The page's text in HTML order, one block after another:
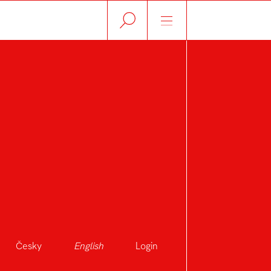
Česky English Login